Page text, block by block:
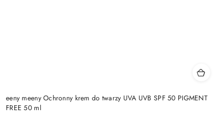
eeny meeny Ochronny krem do twarzy UVA UVB SPF 50 PIGMENT
FREE 50 ml